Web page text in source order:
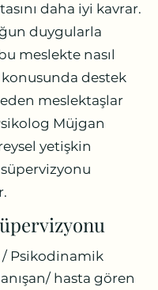
daha iyi kavrar.
duygularla
meslekte nasıl
destek
meslektaşlar
Müjgan
yetişkin
Psikodinamik
hasta gören